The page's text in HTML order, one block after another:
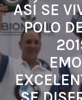
ASÍ SE
POLO